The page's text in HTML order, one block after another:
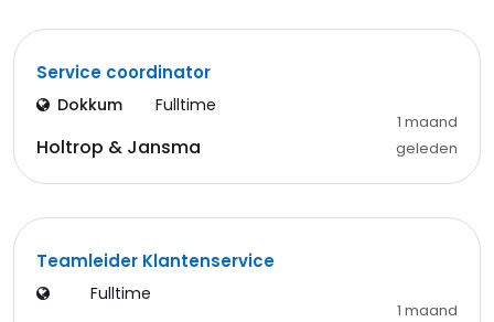
Service coordinator
Dokkum Fulltime
Holtrop & Jansma
1 maand
geleden
Teamleider Klantenservice
Fulltime
1 maand